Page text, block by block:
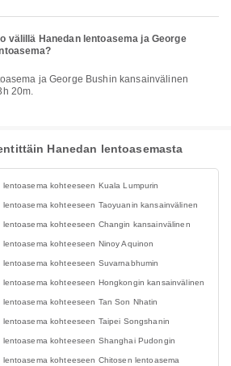
välillä Hanedan lentoasema ja George
20m.
Hanedan lentoasemasta
kohteeseen Kuala Lumpurin
kohteeseen Taoyuanin kansainvälinen
kohteeseen Changin kansainvälinen
kohteeseen Ninoy Aquinon
kohteeseen Suvarnabhumin
kohteeseen Hongkongin kansainvälinen
kohteeseen Tan Son Nhatin
kohteeseen Taipei Songshanin
kohteeseen Shanghai Pudongin
kohteeseen Chitosen lentoasema